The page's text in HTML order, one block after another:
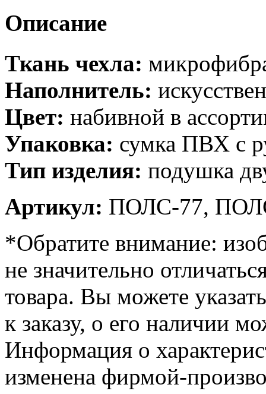
Описание
Ткань чехла:
Наполнитель:
Цвет: набивной в
Упаковка: сумка ПВХ с
Тип изделия: подушка
Артикул: ПОЛС-77,
*Обратите внимание:
не значительно
товара. Вы можете
к заказу, о его наличии
Информация о
изменена фирмой-